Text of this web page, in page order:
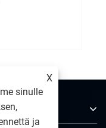
X
sinulle
ja